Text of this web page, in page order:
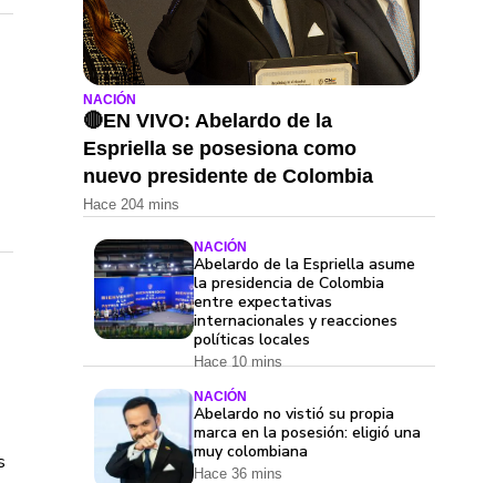
NACIÓN
🔴EN VIVO: Abelardo de la
Espriella se posesiona como
nuevo presidente de Colombia
Hace 204 mins
NACIÓN
Abelardo de la Espriella asume
la presidencia de Colombia
entre expectativas
internacionales y reacciones
políticas locales
Hace 10 mins
NACIÓN
Abelardo no vistió su propia
marca en la posesión: eligió una
muy colombiana
Hace 36 mins